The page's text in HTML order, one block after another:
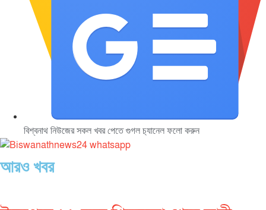
বিশ্বনাথ নিউজের সকল খবর পেতে গুগল চ‌্যানেল ফলো করুন
আরও খবর